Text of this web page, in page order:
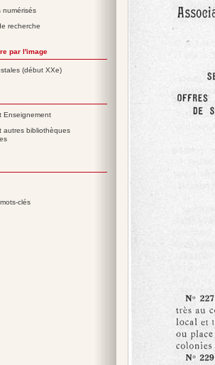
numérisés
recherche
par l'image
(début XXe)
Enseignement
autres bibliothèques
clés